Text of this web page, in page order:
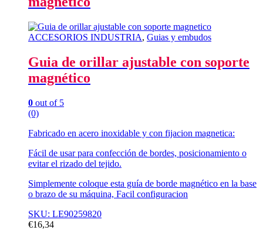
ACCESORIOS INDUSTRIA, Guias y embudos
Guia de orillar ajustable con soporte
magnético
0 out of 5
(0)
Fabricado en acero inoxidable y con fijacion magnetica:
Fácil de usar para confección de bordes, posicionamiento o
evitar el rizado del tejido.
Simplemente coloque esta guía de borde magnético en la base
o brazo de su máquina, Facil configuracion
SKU: LE90259820
€16,34